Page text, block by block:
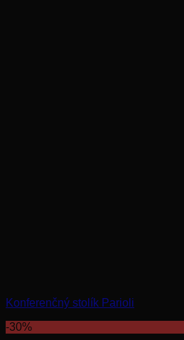
Konferenčný stolík Parioli
-30%